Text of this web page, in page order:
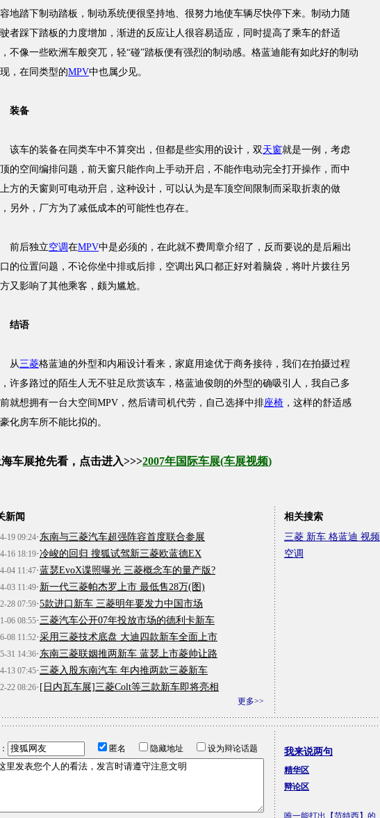
地踏下制动踏板，制动系统便很坚持地、很努力地使车辆尽快停下来。制动力随
者踩下踏板的力度增加，渐进的反应让人很容易适应，同时提高了乘车的舒适
不像一些欧洲车般突兀，轻“碰”踏板便有强烈的制动感。格蓝迪能有如此好的制动
，在同类型的MPV中也属少见。
备
车的装备在同类车中不算突出，但都是些实用的设计，双天窗就是一例，考虑
的空间编排问题，前天窗只能作向上手动开启，不能作电动完全打开操作，而中
方的天窗则可电动开启，这种设计，可以认为是车顶空间限制而采取折衷的做
另外，厂方为了减低成本的可能性也存在。
后独立空调在MPV中是必须的，在此就不费周章介绍了，反而要说的是后厢出
的位置问题，不论你坐中排或后排，空调出风口都正好对着脑袋，将叶片拨往另
又影响了其他乘客，颇为尴尬。
语
三菱格蓝迪的外型和内厢设计看来，家庭用途优于商务接待，我们在拍摄过程
许多路过的陌生人无不驻足欣赏该车，格蓝迪俊朗的外型的确吸引人，我自己多
就想拥有一台大空间MPV，然后请司机代劳，自己选择中排座椅 ，这样的舒适感
化房车所不能比拟的。
海车展抢先看，点击进入>>>2007年国际车展(车展视频)
新闻
19 09:24· 东南与三菱汽车超强阵容首度联合参展
16 18:19·冷峻的回归 搜狐试驾新三菱欧蓝德EX
04 11:47·蓝瑟EvoX谍照曝光 三菱概念车的量产版?
03 11:49· 新一代三菱帕杰罗上市 最低售28万(图)
28 07:59·5款进口新车 三菱明年要发力中国市场
06 08:55·三菱汽车公开07年投放市场的德利卡新车
08 11:52·采用三菱技术底盘 大迪四款新车全面上市
31 14:36· 东南三菱联姻推两新车 蓝瑟上市菱帅让路
13 07:45·三菱入股东南汽车 年内推两款三菱新车
22 08:26· [日内瓦车展]三菱Colt等三款新车即将亮相
更多>>
相关搜索
三菱 新车 格蓝迪 视频
空调
匿名 隐藏地址 设为辩论话题 我来说两句
精华区
辩论区
唯一能打出【范特西】的